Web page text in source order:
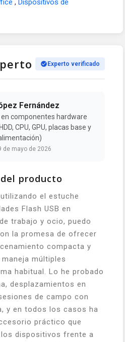
, Dispositivos de
Experto verificado
Fernández
en componentes hardware
CPU, GPU, placas base y
de mayo de 2026
producto
el estuche
Flash USB en
trabajo y ocio, puedo
la promesa de ofrecer
compacta y
múltiples
habitual. Lo he probado
desplazamientos en
de campo con
y en todos los casos ha
práctico que
dispositivos frente a